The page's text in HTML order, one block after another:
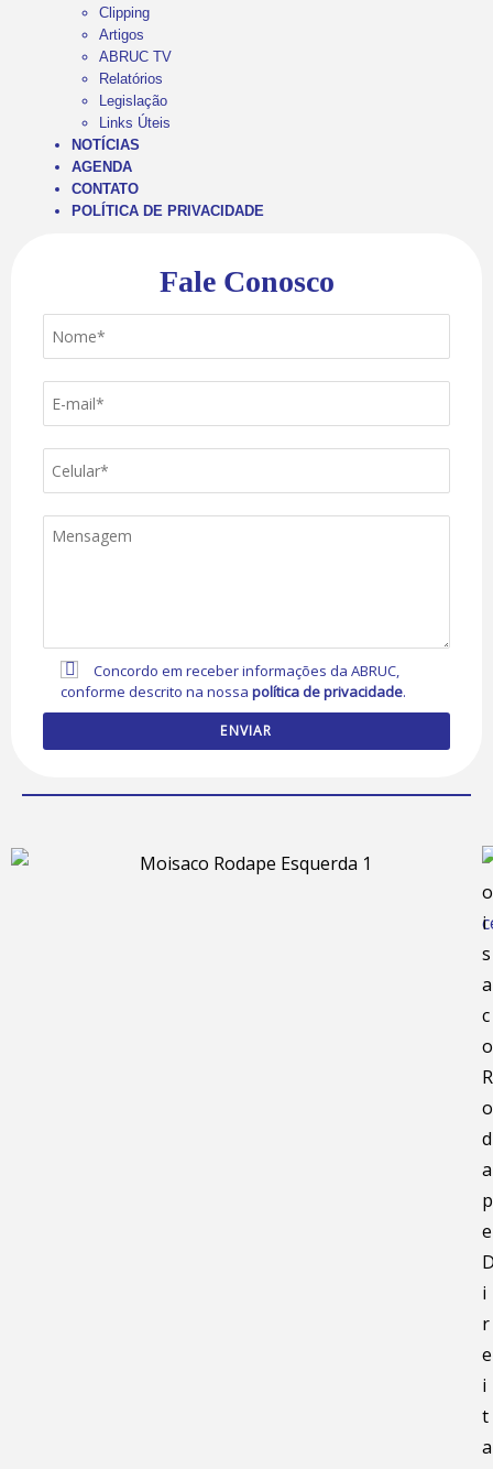
Clipping
Artigos
ABRUC TV
Relatórios
Legislação
Links Úteis
NOTÍCIAS
AGENDA
CONTATO
POLÍTICA DE PRIVACIDADE
Fale Conosco
Concordo em receber informações da ABRUC,
conforme descrito na nossapolítica de privacidade.